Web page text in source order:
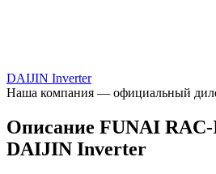
DAIJIN Inverter
Наша компания — официальный
Описание FUNAI RAC-
DAIJIN Inverter